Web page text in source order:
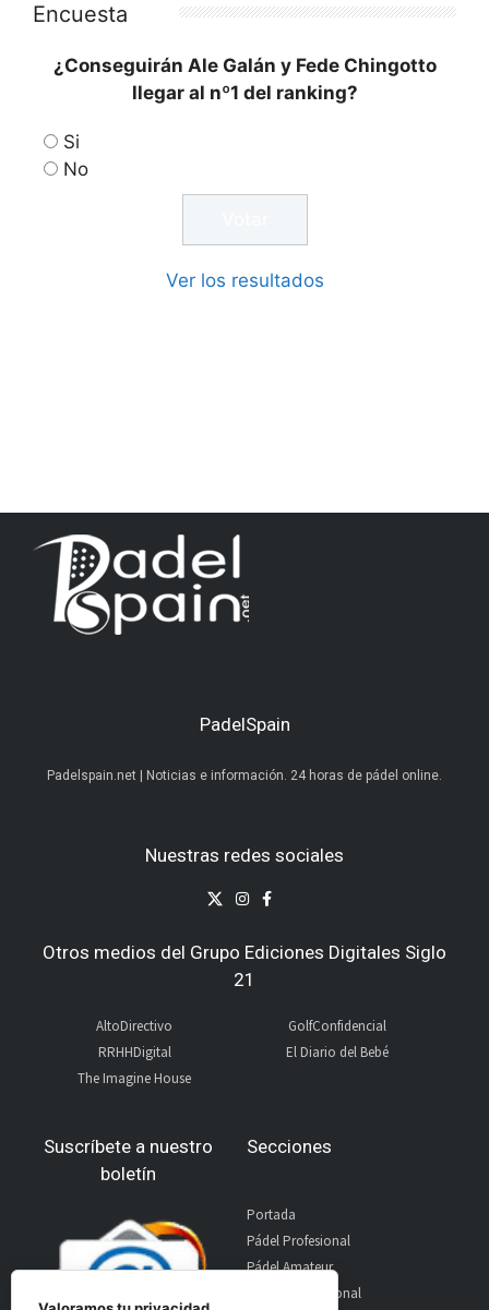
Encuesta
¿Conseguirán Ale Galán y Fede Chingotto
llegar al nº1 del ranking?
Si
No
Ver los resultados
PadelSpain
Padelspain.net | Noticias e información. 24 horas de pádel online.
Nuestras redes sociales
Otros medios del Grupo Ediciones Digitales Siglo
21
AltoDirectivo
RRHHDigital
The Imagine House
GolfConfidencial
El Diario del Bebé
Suscríbete a nuestro
boletín
Secciones
Portada
Pádel Profesional
Pádel Amateur
Pádel Internacional